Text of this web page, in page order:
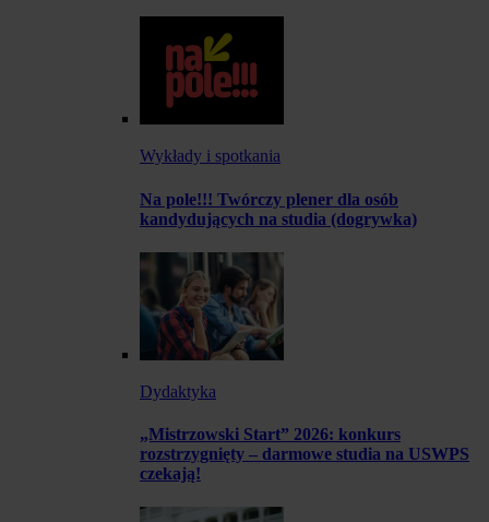
Wykłady i spotkania
Na pole!!! Twórczy plener dla osób
kandydujących na studia (dogrywka)
Dydaktyka
„Mistrzowski Start” 2026: konkurs
rozstrzygnięty – darmowe studia na USWPS
czekają!